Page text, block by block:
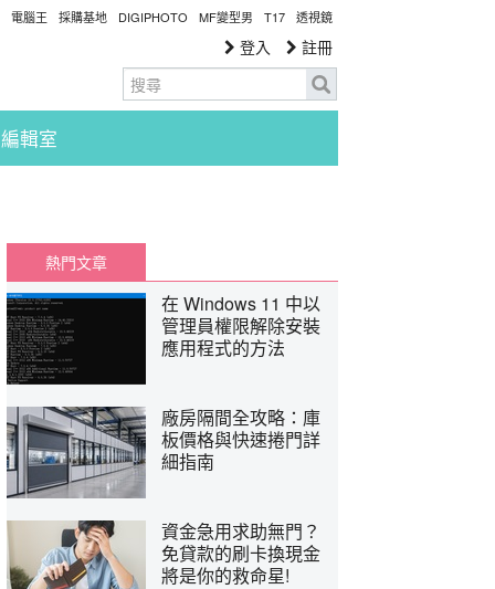
電腦王 採購基地 DIGIPHOTO MF變型男 T17 透視鏡
登入 註冊
編輯室
熱門文章
在 Windows 11 中以
管理員權限解除安裝
應用程式的方法
廠房隔間全攻略：庫
板價格與快速捲門詳
細指南
資金急用求助無門？
免貸款的刷卡換現金
將是你的救命星!